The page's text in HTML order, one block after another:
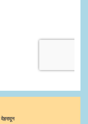
देहरादून